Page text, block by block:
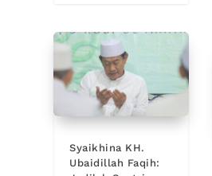
Syaikhina KH.
Ubaidillah Faqih: